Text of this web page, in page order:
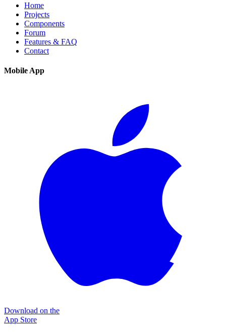
Home
Projects
Components
Forum
Features & FAQ
Contact
Mobile App
Download on the
App Store